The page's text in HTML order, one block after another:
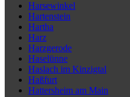
Harsewinkel
Hartenstein
Hartha
Harz
Harzgerode
Haselünne
Haslach im Kinzigtal
Haßfurt
Hattersheim am Main